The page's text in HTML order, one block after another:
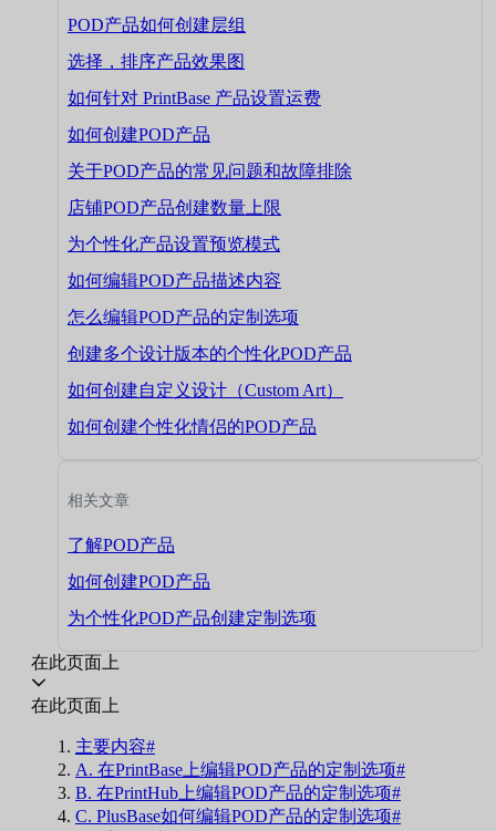
POD产品如何创建层组
选择，排序产品效果图
如何针对 PrintBase 产品设置运费
如何创建POD产品
关于POD产品的常见问题和故障排除
店铺POD产品创建数量上限
为个性化产品设置预览模式
如何编辑POD产品描述内容
怎么编辑POD产品的定制选项
创建多个设计版本的个性化POD产品
如何创建自定义设计（Custom Art）
如何创建个性化情侣的POD产品
相关文章
了解POD产品
如何创建POD产品
为个性化POD产品创建定制选项
在此页面上
在此页面上
主要内容#
A. 在PrintBase上编辑POD产品的定制选项#
B. 在PrintHub上编辑POD产品的定制选项#
C. PlusBase如何编辑POD产品的定制选项#